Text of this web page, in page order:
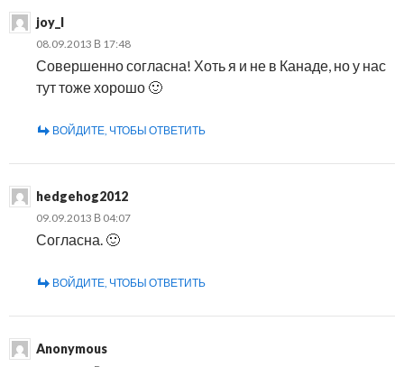
joy_l
08.09.2013 В 17:48
Совершенно согласна! Хоть я и не в Канаде, но у нас
тут тоже хорошо 🙂
ВОЙДИТЕ, ЧТОБЫ ОТВЕТИТЬ
hedgehog2012
09.09.2013 В 04:07
Согласна. 🙂
ВОЙДИТЕ, ЧТОБЫ ОТВЕТИТЬ
Anonymous